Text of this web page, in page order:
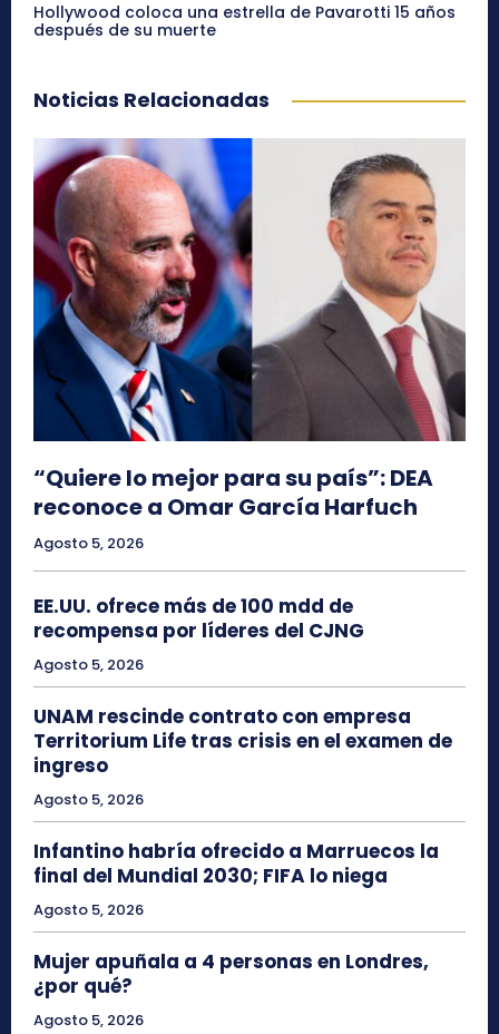
Hollywood coloca una estrella de Pavarotti 15 años
después de su muerte
Noticias Relacionadas
“Quiere lo mejor para su país”: DEA
reconoce a Omar García Harfuch
Agosto 5, 2026
EE.UU. ofrece más de 100 mdd de
recompensa por líderes del CJNG
Agosto 5, 2026
UNAM rescinde contrato con empresa
Territorium Life tras crisis en el examen de
ingreso
Agosto 5, 2026
Infantino habría ofrecido a Marruecos la
final del Mundial 2030; FIFA lo niega
Agosto 5, 2026
Mujer apuñala a 4 personas en Londres,
¿por qué?
Agosto 5, 2026